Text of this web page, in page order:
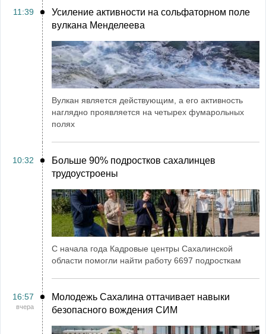
11:39
Усиление активности на сольфаторном поле
вулкана Менделеева
Вулкан является действующим, а его активность
наглядно проявляется на четырех фумарольных
полях
10:32
Больше 90% подростков сахалинцев
трудоустроены
С начала года Кадровые центры Сахалинской
области помогли найти работу 6697 подросткам
16:57
вчера
Молодежь Сахалина оттачивает навыки
безопасного вождения СИМ